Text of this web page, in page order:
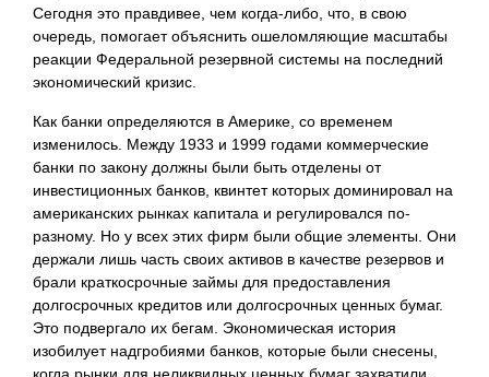
Сегодня это правдивее, чем когда-либо, что, в свою
очередь, помогает объяснить ошеломляющие масштабы
реакции Федеральной резервной системы на последний
экономический кризис.
Как банки определяются в Америке, со временем
изменилось. Между 1933 и 1999 годами коммерческие
банки по закону должны были быть отделены от
инвестиционных банков, квинтет которых доминировал на
американских рынках капитала и регулировался по-
разному. Но у всех этих фирм были общие элементы. Они
держали лишь часть своих активов в качестве резервов и
брали краткосрочные займы для предоставления
долгосрочных кредитов или долгосрочных ценных бумаг.
Это подвергало их бегам. Экономическая история
изобилует надгробиями банков, которые были снесены,